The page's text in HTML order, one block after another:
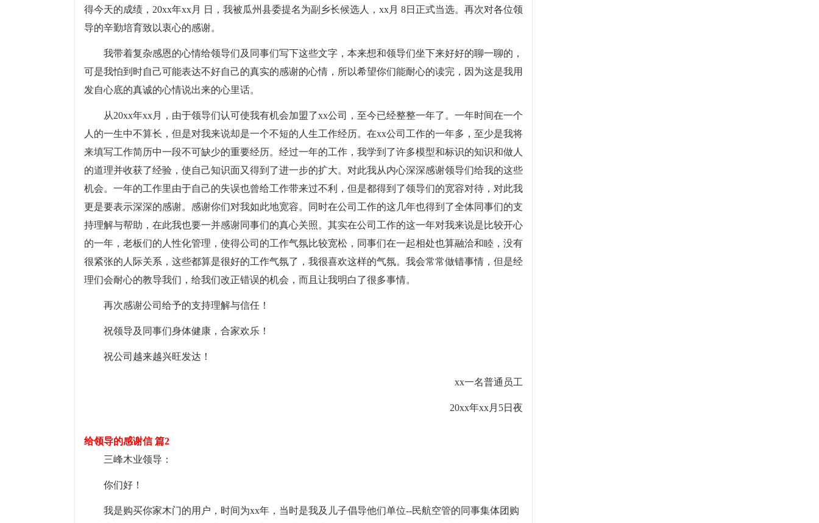
得今天的成绩，20xx年xx月 日，我被瓜州县委提名为副乡长候选人，xx月 8日正式当选。再次对各位领
导的辛勤培育致以衷心的感谢。
我带着复杂感恩的心情给领导们及同事们写下这些文字，本来想和领导们坐下来好好的聊一聊的，
可是我怕到时自己可能表达不好自己的真实的感谢的心情，所以希望你们能耐心的读完，因为这是我用
发自心底的真诚的心情说出来的心里话。
从20xx年xx月，由于领导们认可使我有机会加盟了xx公司，至今已经整整一年了。一年时间在一个
人的一生中不算长，但是对我来说却是一个不短的人生工作经历。在xx公司工作的一年多，至少是我将
来填写工作简历中一段不可缺少的重要经历。经过一年的工作，我学到了许多模型和标识的知识和做人
的道理并收获了经验，使自己知识面又得到了进一步的扩大。对此我从内心深深感谢领导们给我的这些
机会。一年的工作里由于自己的失误也曾给工作带来过不利，但是都得到了领导们的宽容对待，对此我
更是要表示深深的感谢。感谢你们对我如此地宽容。同时在公司工作的这几年也得到了全体同事们的支
持理解与帮助，在此我也要一并感谢同事们的真心关照。其实在公司工作的这一年对我来说是比较开心
的一年，老板们的人性化管理，使得公司的工作气氛比较宽松，同事们在一起相处也算融洽和睦，没有
很紧张的人际关系，这些都算是很好的工作气氛了，我很喜欢这样的气氛。我会常常做错事情，但是经
理们会耐心的教导我们，给我们改正错误的机会，而且让我明白了很多事情。
再次感谢公司给予的支持理解与信任！
祝领导及同事们身体健康，合家欢乐！
祝公司越来越兴旺发达！
xx一名普通员工
20xx年xx月5日夜
给领导的感谢信 篇2
三峰木业领导：
你们好！
我是购买你家木门的用户，时间为xx年，当时是我及儿子倡导他们单位--民航空管的同事集体团购